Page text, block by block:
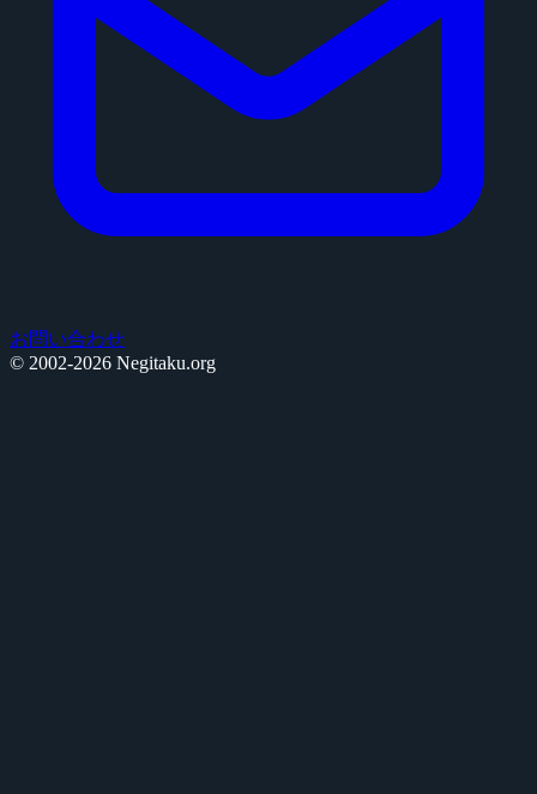
お問い合わせ
© 2002-2026 Negitaku.org